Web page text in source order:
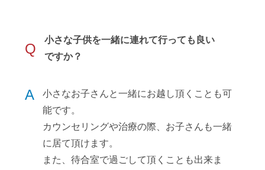
Q
小さな子供を一緒に連れて行っても良い
ですか？
A
小さなお子さんと一緒にお越し頂くことも可
能です。
カウンセリングや治療の際、お子さんも一緒
に居て頂けます。
また、待合室で過ごして頂くことも出来ま